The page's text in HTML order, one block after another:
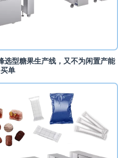
选型糖果生产线，又不为闲置产能
买单